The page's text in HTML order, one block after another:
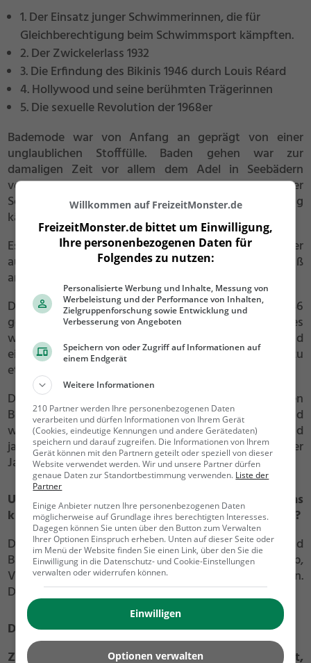
1. Der Einsatz junger Schwimmerinnen, die für
Gleichberechtigung beim Schwimmsport kämpften.
2. Der Zwickelerlass 1932
3. Die Erfindung des Bikinis 1946 durch Louis Réard
4. Hollywood und seine berühmten Trägerinnen
5. Die sexuelle Revolution der 1968er
Bademode war von Anfang an geprägt von einer
unglaublichen Stofffülle. Baden gehen war zur
damaligen Zeit vor allem dem Adel in Seebädern
vorbehalten. Durch den Einsatz junger mutiger
Schwimmerinnen, die für mehr Gleichberechtigung
kämpften, wurde die Stoffmenge immer weniger.
Es entstanden in Folge die ersten Zweiteiler, die aber
aufgrund des Zwickelerlasses 1932 ein bestimmtes Maß
an Beinbedeckung forderten.
Der nächste große Entwicklungsschritt war 1946
gegeben, als Louis Réard, der Erfinder des Bikinis, es
wagte, den Bauchnabel der Frau zu entblößen und
einen knapp geschnittenen Zweiteiler als Bikini zu
etablieren.
Die allgemeine Akzeptanz dieses knapp geschnittenen
Bikinis erfolgte erst rund zwanzig Jahre später und
wurde durch den ersten James Bond-Film (James Bond
jagt Dr. No) mit Ursula Andress Anfang der 1960er
Jahre verstärkt.
Und welches ist deiner Meinung nach das
kurioseste Ausstellungsstück im BikiniARTmuseum?
Die kuriosesten Kleidungsstücke, die wir besitzen, sind
Badeanzüge mit den Gesichtern von Donald Trump,
Vladimir Putin, Hillary Clinton und Kim Jong Un.
Darüber hinaus besitzen wir einen Dirndl-Kini.
Das sind in der Tat kuriose Badeanzüge!
Zum Abschluss hast du noch mal die Gelegenheit,
Willkommen auf FreizeitMonster.de
FreizeitMonster.de bittet um Einwilligung,
Ihre personenbezogenen Daten für
Folgendes zu nutzen:
Personalisierte Werbung und Inhalte, Messung von
Werbeleistung und der Performance von Inhalten,
Zielgruppenforschung sowie Entwicklung und
Verbesserung von Angeboten
Speichern von oder Zugriff auf Informationen auf
einem Endgerät
Weitere Informationen
210 Partner werden Ihre personenbezogenen Daten
verarbeiten und dürfen Informationen von Ihrem Gerät
(Cookies, eindeutige Kennungen und andere Gerätedaten)
speichern und darauf zugreifen. Die Informationen von Ihrem
Gerät können mit den Partnern geteilt oder speziell von dieser
Website verwendet werden. Wir und unsere Partner dürfen
genaue Daten zur Standortbestimmung verwenden. Liste der
Partner
Einige Anbieter nutzen Ihre personenbezogenen Daten
möglicherweise auf Grundlage ihres berechtigten Interesses.
Dagegen können Sie unten über den Button zum Verwalten
Ihrer Optionen Einspruch erheben. Unten auf dieser Seite oder
im Menü der Website finden Sie einen Link, über den Sie die
Einwilligung in die Datenschutz- und Cookie-Einstellungen
verwalten oder widerrufen können.
Einwilligen
Optionen verwalten